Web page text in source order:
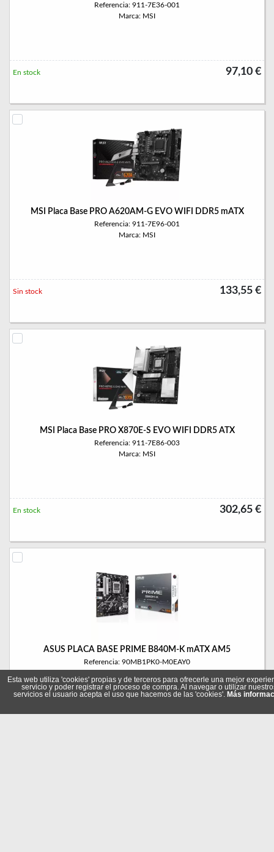
Referencia: 911-7E36-001
Marca: MSI
97,10 €
En stock
MSI Placa Base PRO A620AM-G EVO WIFI DDR5 mATX
Referencia: 911-7E96-001
Marca: MSI
133,55 €
Sin stock
MSI Placa Base PRO X870E-S EVO WIFI DDR5 ATX
Referencia: 911-7E86-003
Marca: MSI
302,65 €
En stock
ASUS PLACA BASE PRIME B840M-K mATX AM5
Referencia: 90MB1PK0-M0EAY0
Esta web utiliza 'cookies' propias y de terceros para ofrecerle una mejor
servicio y poder registrar el proceso de compra. Al navegar o utilizar
servicios el usuario acepta el uso que hacemos de las 'cookies'. Más